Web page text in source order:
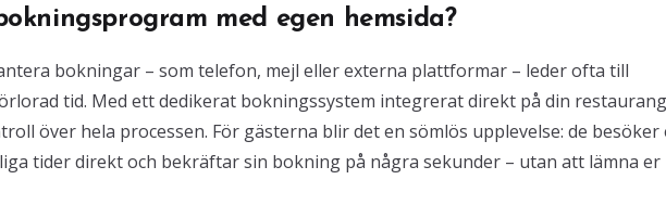
med egen hemsida?
bokningar – som telefon, mejl eller externa plattformar – leder ofta till
tid. Med ett dedikerat bokningssystem integrerat direkt på din
över hela processen. För gästerna blir det en sömlös upplevelse: de besöker
tider direkt och bekräftar sin bokning på några sekunder – utan att lämna er